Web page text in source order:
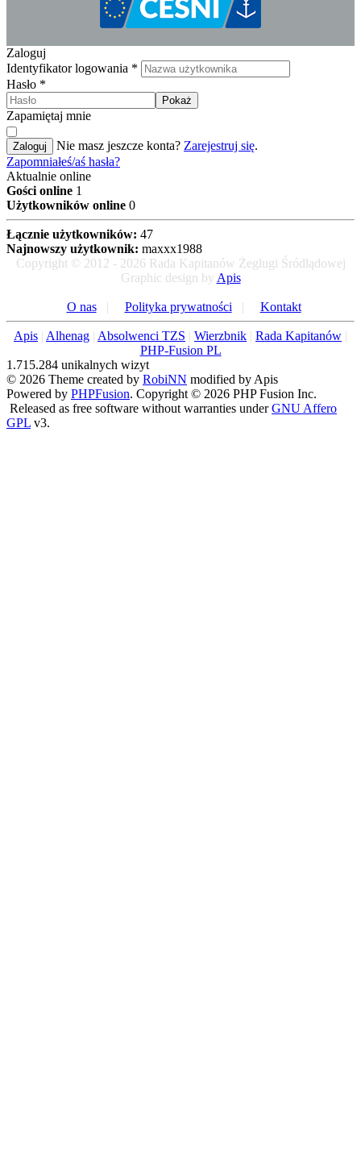
Zaloguj
Identyfikator logowania *
Hasło *
Pokaż
Zapamiętaj mnie
Zaloguj Nie masz jeszcze konta? Zarejestruj się.
Zapomniałeś/aś hasła?
Aktualnie online
Gości online 1
Użytkowników online 0
Łącznie użytkowników: 47
Najnowszy użytkownik: maxxx1988
Copyright © 2012 - 2026 Rada Kapitanów Żeglugi Śródlądowej
Graphic design by Apis
O nas| Polityka prywatności | Kontakt
Apis | Alhenag | Absolwenci TZS | Wierzbnik | Rada Kapitanów |
PHP-Fusion PL
1.715.284 unikalnych wizyt
© 2026 Theme created by RobiNN modified by Apis
Powered by PHPFusion. Copyright © 2026 PHP Fusion Inc.
Released as free software without warranties underGNU Affero
GPL v3.